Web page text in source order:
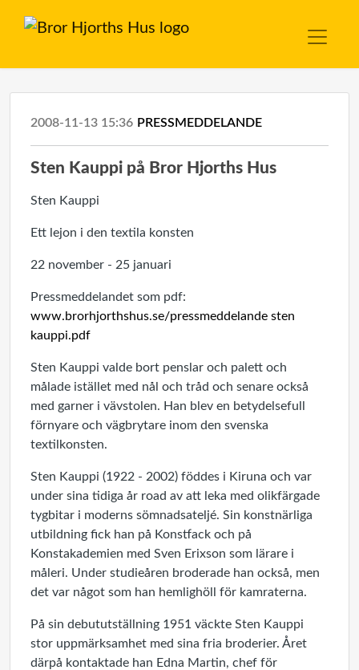
2008-11-13 15:36 PRESSMEDDELANDE
Sten Kauppi på Bror Hjorths Hus
Sten Kauppi
Ett lejon i den textila konsten
22 november - 25 januari
Pressmeddelandet som pdf:
www.brorhjorthshus.se/pressmeddelande sten
kauppi.pdf
Sten Kauppi valde bort penslar och palett och
målade istället med nål och tråd och senare också
med garner i vävstolen. Han blev en betydelsefull
förnyare och vägbrytare inom den svenska
textilkonsten.
Sten Kauppi (1922 - 2002) föddes i Kiruna och var
under sina tidiga år road av att leka med olikfärgade
tygbitar i moderns sömnadsateljé. Sin konstnärliga
utbildning fick han på Konstfack och på
Konstakademien med Sven Erixson som lärare i
måleri. Under studieåren broderade han också, men
det var något som han hemlighöll för kamraterna.
På sin debututställning 1951 väckte Sten Kauppi
stor uppmärksamhet med sina fria broderier. Året
därpå kontaktade han Edna Martin, chef för